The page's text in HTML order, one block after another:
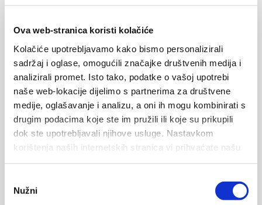
Ova web-stranica koristi kolačiće
Kolačiće upotrebljavamo kako bismo personalizirali
sadržaj i oglase, omogućili značajke društvenih medija i
analizirali promet. Isto tako, podatke o vašoj upotrebi
naše web-lokacije dijelimo s partnerima za društvene
medije, oglašavanje i analizu, a oni ih mogu kombinirati s
drugim podacima koje ste im pružili ili koje su prikupili
dok ste upotrebljavali njihove usluge. Nastavkom
korištenja naših internetskih stranica vi prihvaćate našu
pristanka
Nužni
Nachricht
Ihre Daten werden an den Eigentümer der Unterkunft gesendet